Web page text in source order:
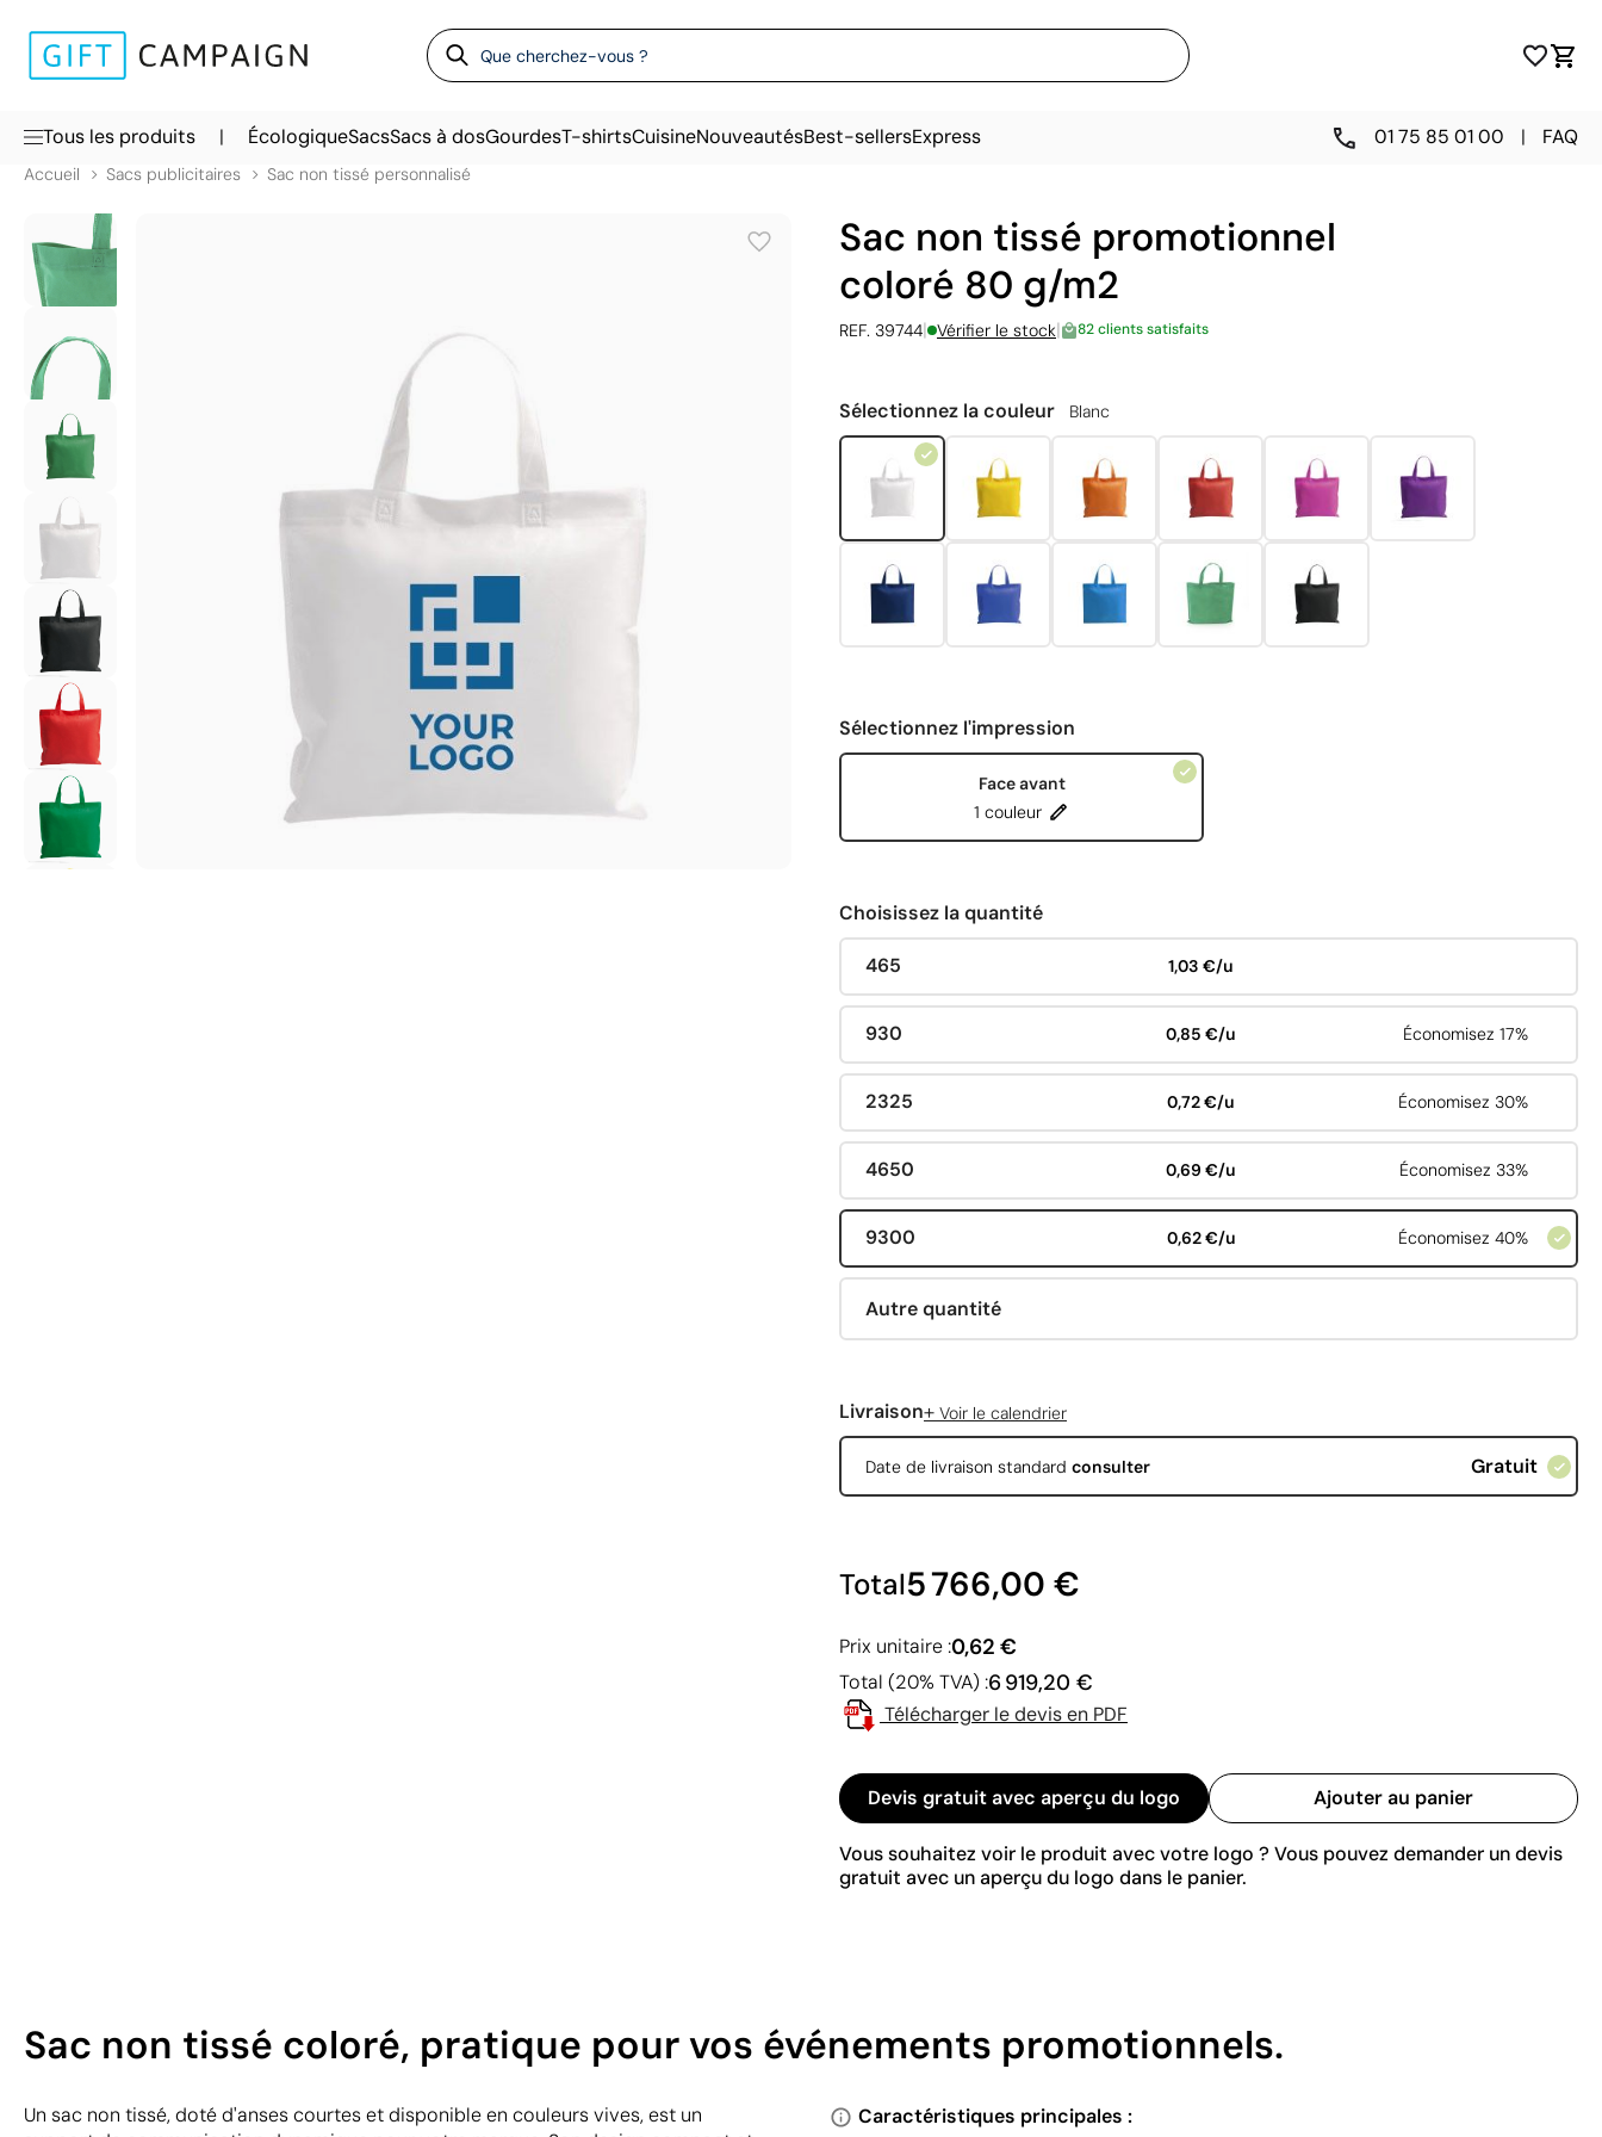
Tous les produits | ÉcologiqueSacsSacs à dosGourdesT-shirtsCuisineNouveautésBest-sellersExpress 01 75 85 01 00 | FAQ
Accueil Sacs publicitaires Sac non tissé personnalisé
Sac non tissé promotionnel
coloré 80 g/m2
REF. 39744| Vérifier le stock| 82 clients satisfaits
Sélectionnez la couleur Blanc
Sélectionnez l'impression
Face avant
1 couleur
Choisissez la quantité
465 1,03 €/u
930 0,85 €/u Économisez 17%
2325 0,72 €/u Économisez 30%
4650 0,69 €/u Économisez 33%
9300 0,62 €/u Économisez 40%
Autre quantité
Livraison+ Voir le calendrier
Date de livraison standard consulter Gratuit
Total5 766,00 €
Prix unitaire :0,62 €
Total (20% TVA) :6 919,20 €
Télécharger le devis en PDF
Devis gratuit avec aperçu du logo Ajouter au panier
Vous souhaitez voir le produit avec votre logo ? Vous pouvez demander un devis
gratuit avec un aperçu du logo dans le panier.
Sac non tissé coloré, pratique pour vos événements promotionnels.
Un sac non tissé, doté d'anses courtes et disponible en couleurs vives, est un
Caractéristiques principales :